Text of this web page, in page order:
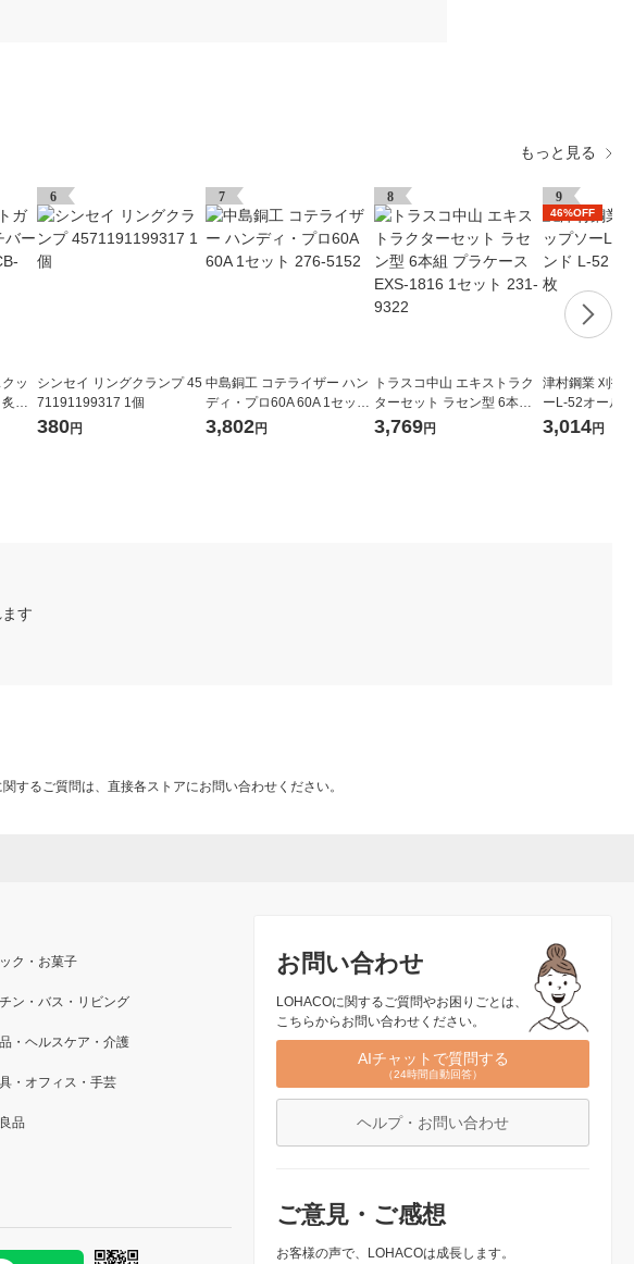
もっと見る
ッ
り
1台
6
シンセイ リングクランプ 45
71191199317 1個
380円
7
中島銅工 コテライザー ハン
ディ・プロ60A 60A 1セット
276-5152
3,802円
8
トラスコ中山 エキストラク
ターセット ラセン型 6本組
プラケース EXS-1816 1セッ
3,769円
9
46%OFF
津村鋼業 刈払
ーL-52オール
255×2.0×52 1
3,014円
す
するご質問は、直接各ストアにお問い合わせください。
お問い合わせ
LOHACOに関するご質問やお困りごとは、
こちらからお問い合わせください。
AIチャットで質問する
（24時間自動回答）
ヘルプ・お問い合わせ
ご意見・ご感想
お客様の声で、LOHACOは成長します。
ク・お菓子
ン・バス・リビング
・ヘルスケア・介護
・オフィス・手芸
品